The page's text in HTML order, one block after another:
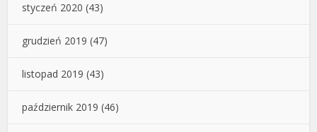
styczeń 2020 (43)
grudzień 2019 (47)
listopad 2019 (43)
październik 2019 (46)